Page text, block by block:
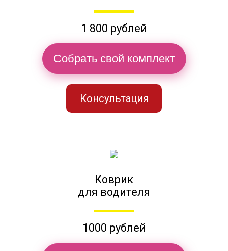
1 800 рублей
Собрать свой комплект
Консультация
Коврик
для водителя
1000 рублей